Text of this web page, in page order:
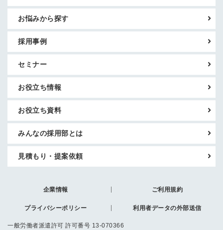
お悩みから探す
採用事例
セミナー
お役立ち情報
お役立ち資料
みんなの採用部とは
見積もり・提案依頼
企業情報 ご利用規約
プライバシーポリシー 利用者データの外部送信
一般労働者派遣許可 許可番号 13-070366